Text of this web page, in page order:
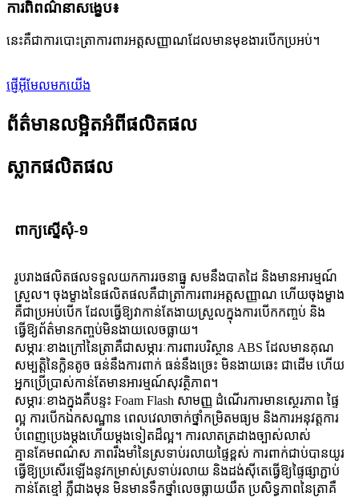
ការពិពណ៌នាសង្ខេប៖
នេះគឺជាការបោះត្រាការពារអត្តសញ្ញាណដែលមានមុខងារបើកប្រអប់។
ផ្ញើអ៊ីមែលមកយើង
ព័ត៌មានលម្អិតអំពីផលិតផល
ស្លាកផលិតផល
ពាក្យស្នើសុំ-១
រូបរាងផលិតផលទទួលយកការរចនាធ្នូ សមនឹងបាតដៃ និងមានអារម្មណ៍
ស្រួល។ ចុងម្ខាងនៃផលិតផលគឺជាត្រាការពារអត្តសញ្ញាណ ហើយចុងម្ខាង
គឺជាប្រអប់បើក ដែលធ្វើឱ្យវាកាន់តែងាយស្រួលក្នុងការបើកកញ្ចប់ និង
ធ្វើឱ្យព័ត៌មានកញ្ចប់មិនងាយលេចធ្លាយ។
សម្ភារៈខាងក្រៅនៃត្រាគឺជាសម្ភារៈការពារបរិស្ថាន ABS ដែលមានគុណ
សម្បត្តិនៃក្លិនតូច ធន់នឹងការពាក់ ធន់នឹងច្រេះ មិនងាយឆេះ ជាដើម ហើយ
អ្នកប្រើប្រាស់កាន់តែមានអារម្មណ៍សុវត្ថិភាព។
សម្ភារៈខាងក្នុងគឺបន្ទះ Foam Flash សាមញ្ញ ដំណើរការមានស្ថេរភាព ផ្ទៃ
ល្អ ការបើកឯកសណ្ឋាន ពេលវេលាចាក់ថ្នាំកម្រិតមធ្យម និងការអនុវត្តការ
បំពេញប្រេងម្តងហើយម្តងទៀតដ៏ល្អ។ ការលាតត្រដាងច្បាស់លាស់
គ្មានគែមពណ៌ស ភាពរឹងមាំនៃស្រទាប់រលាយផ្ទៃខ្ពស់ ការពាក់ជាប់បានយូរ
ធ្វើឱ្យប្រសើរឡើងនូវកម្រាស់ស្រទាប់រលាយ និងដង់ស៊ីតេធ្វើឱ្យផ្ទៃផ្សាភ្ជាប់
កាន់តែខ្មៅ ភ្លឺជាងមុន មិនមានទឹកថ្នាំលេចធ្លាយយឺត ប្រសិទ្ធភាពនៃត្រាគឺ